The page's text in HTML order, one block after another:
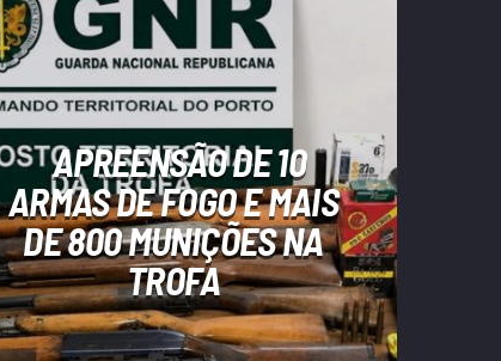
APREENSÃO DE 10
ARMAS DE FOGO E MAIS
DE 800 MUNIÇÕES NA
TROFA